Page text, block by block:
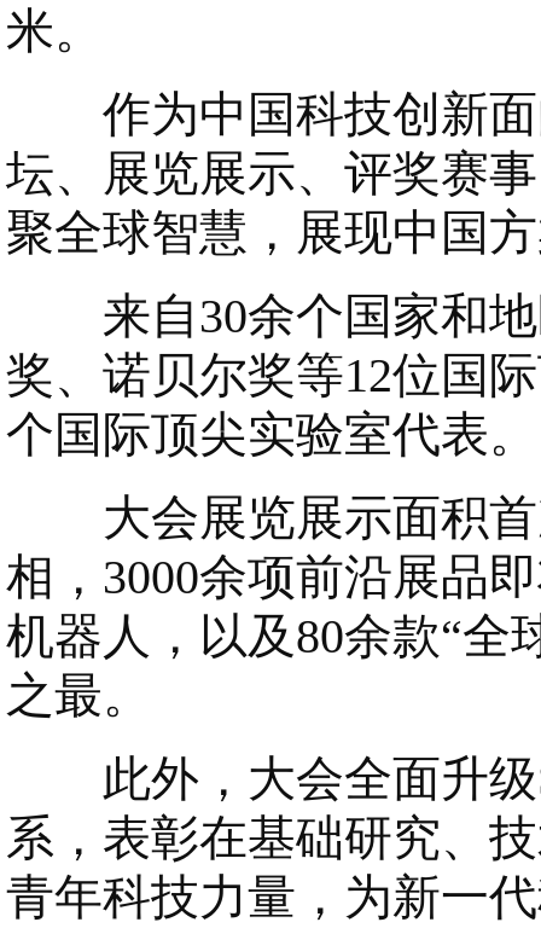
米。
作为中国科技创新面
坛、展览展示、评奖赛
聚全球智慧，展现中国
来自30余个国家和地
奖、诺贝尔奖等12位国
个国际顶尖实验室代表。
大会展览展示面积首
相，3000余项前沿展品
机器人，以及80余款“全
之最。
此外，大会全面升级
系，表彰在基础研究、
青年科技力量，为新一